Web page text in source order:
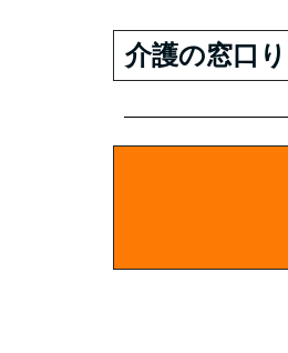
介護の窓口り